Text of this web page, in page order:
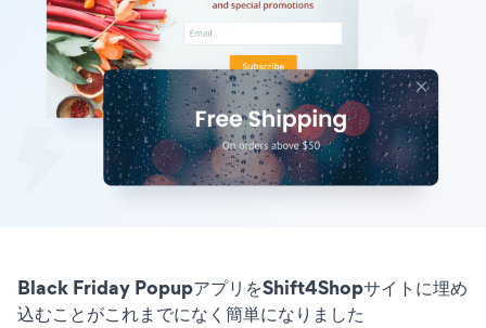
Black Friday PopupアプリをShift4Shopサイトに埋め
込むことがこれまでになく簡単になりました